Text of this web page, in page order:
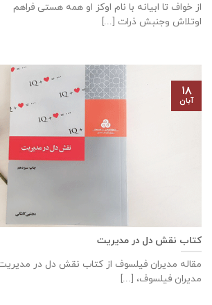
از خواف تا ابیانه با نام اوکز او
اوتلاش وجنبش ذرات [...]
کتاب نقش دل در مدیریت
مقاله مدیران فیلسوف از کتاب نقش دل در
مدیران فیلسوف، [...]
۱۸
آبان